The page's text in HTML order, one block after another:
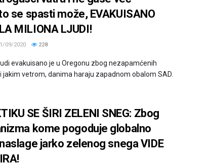
se spasti može, EVAKUISANO
MILIONA LJUDI!
09/2020 228
evakuisano je u Oregonu zbog nezapamćenih
jakim vetrom, danima haraju zapadnom obalom SAD.
SE ŠIRI ZELENI SNEG: Zbog
kome pogoduje globalno
jarko zelenog snega VIDE